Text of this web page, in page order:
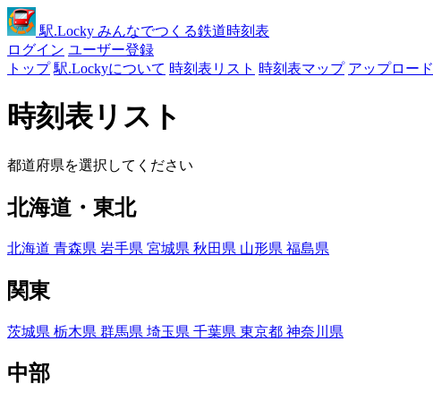
駅.Locky みんなでつくる鉄道時刻表
ログイン ユーザー登録
トップ 駅.Lockyについて 時刻表リスト 時刻表マップ アップロード
時刻表リスト
都道府県を選択してください
北海道・東北
北海道 青森県 岩手県 宮城県 秋田県 山形県 福島県
関東
茨城県 栃木県 群馬県 埼玉県 千葉県 東京都 神奈川県
中部